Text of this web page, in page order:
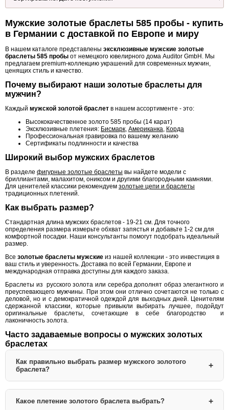
Мужские золотые браслеты 585 пробы - купить
в Германии с доставкой по Европе и миру
В нашем каталоге представлены эксклюзивные мужские золотые
браслеты 585 пробы от немецкого ювелирного дома Auditor GmbH. Мы
предлагаем premium-коллекцию украшений для современных мужчин,
ценящих стиль и качество.
Почему выбирают наши золотые браслеты для
мужчин?
Каждый мужской золотой браслет в нашем ассортименте - это:
Высококачественное золото 585 пробы (14 карат)
Эксклюзивные плетения: Бисмарк, Американка, Корда
Профессиональная гравировка по вашему желанию
Сертификаты подлинности и качества
Широкий выбор мужских браслетов
В разделе фигурные золотые браслеты вы найдете модели с
бриллиантами, малахитом, ониксом и другими благородными камнями.
Для ценителей классики рекомендуем золотые цепи и браслеты
традиционных плетений.
Как выбрать размер?
Стандартная длина мужских браслетов - 19-21 см. Для точного
определения размера измерьте обхват запястья и добавьте 1-2 см для
комфортной посадки. Наши консультанты помогут подобрать идеальный
размер.
Все золотые браслеты мужские из нашей коллекции - это инвестиция в
ваш стиль и уверенность. Доставка по всей Германии, Европе и
международная отправка доступны для каждого заказа.
Браслеты из русского золота или серебра дополнят образ элегантного и
преуспевающего мужчины. При этом они отлично сочетаются не только с
деловой, но и с демократичной одеждой для выходных дней. Ценителям
сдержанной классики, которые привыкли выбирать лучшее, подойдут
оригинальные браслеты, сочетающие в себе благородство и
лаконичность золота.
Часто задаваемые вопросы о мужских золотых
браслетах
Как правильно выбрать размер мужского золотого
браслета?
Для определения правильного размера мужского золотого браслета:
Какое плетение золотого браслета выбрать?